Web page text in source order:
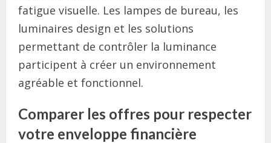
fatigue visuelle. Les lampes de bureau, les
luminaires design et les solutions
permettant de contrôler la luminance
participent à créer un environnement
agréable et fonctionnel.
Comparer les offres pour respecter
votre enveloppe financière